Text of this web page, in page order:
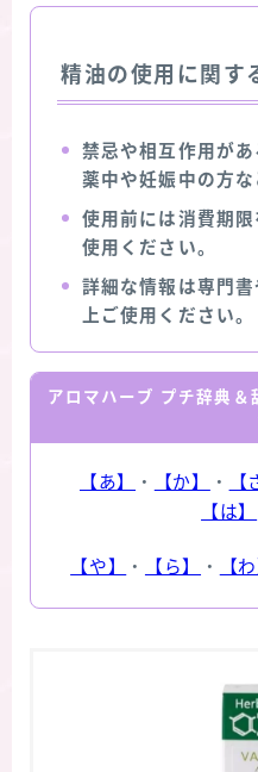
精油の使用に関す
禁忌や相互作用が
薬中や妊娠中の方な
使用前には消費期
使用ください。
詳細な情報は専門
上ご使用ください。
アロマハーブ プチ辞典＆
【あ】 ・ 【か】 ・ 【
【は】
【や】 ・ 【ら】 ・ 【わ